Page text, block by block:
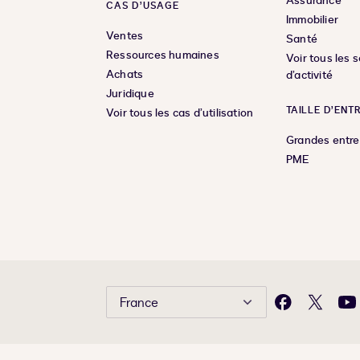
CAS D’USAGE
Ventes
Ressources humaines
Achats
Juridique
Voir tous les cas d’utilisation
Immobilier
Santé
Voir tous les
d’activité
TAILLE
Grandes
PME
France Facebook
X